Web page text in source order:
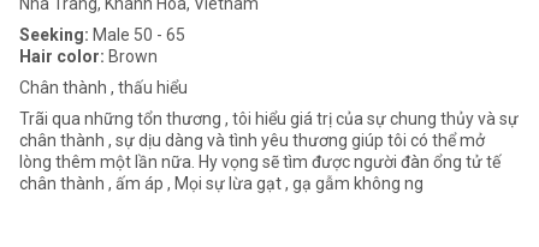
Seeking: Male 50 - 65
Hair color: Brown
Chân thành , thấu hiểu
Trãi qua những tổn thương , tôi hiểu giá trị của sự chung thủy và sự
chân thành , sự dịu dàng và tình yêu thương giúp tôi có thể mở
lòng thêm một lần nữa. Hy vọng sẽ tìm được người đàn ổng tử tế
chân thành , ấm áp , Mọi sự lừa gạt , gạ gẫm không ng